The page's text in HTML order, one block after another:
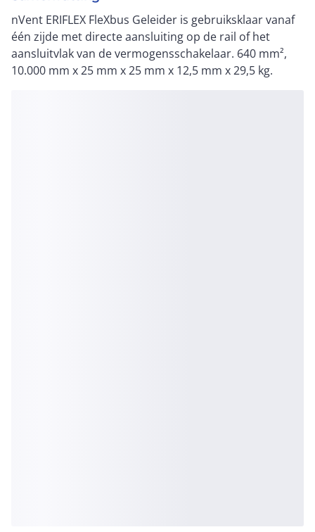
nVent ERIFLEX FleXbus Geleider is gebruiksklaar vanaf
één zijde met directe aansluiting op de rail of het
aansluitvlak van de vermogensschakelaar. 640 mm²,
10.000 mm x 25 mm x 25 mm x 12,5 mm x 29,5 kg.